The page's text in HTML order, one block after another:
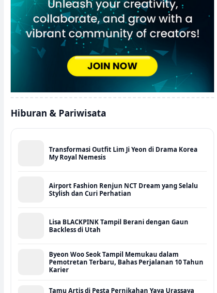
Hiburan & Pariwisata
Transformasi Outfit Lim Ji Yeon di Drama Korea
My Royal Nemesis
Airport Fashion Renjun NCT Dream yang Selalu
Stylish dan Curi Perhatian
Lisa BLACKPINK Tampil Berani dengan Gaun
Backless di Utah
Byeon Woo Seok Tampil Memukau dalam
Pemotretan Terbaru, Bahas Perjalanan 10 Tahun
Karier
Tamu Artis di Pesta Pernikahan Yaya Urassaya